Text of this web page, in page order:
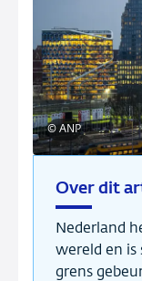
© ANP
Over dit
Nederland
wereld en is
grens